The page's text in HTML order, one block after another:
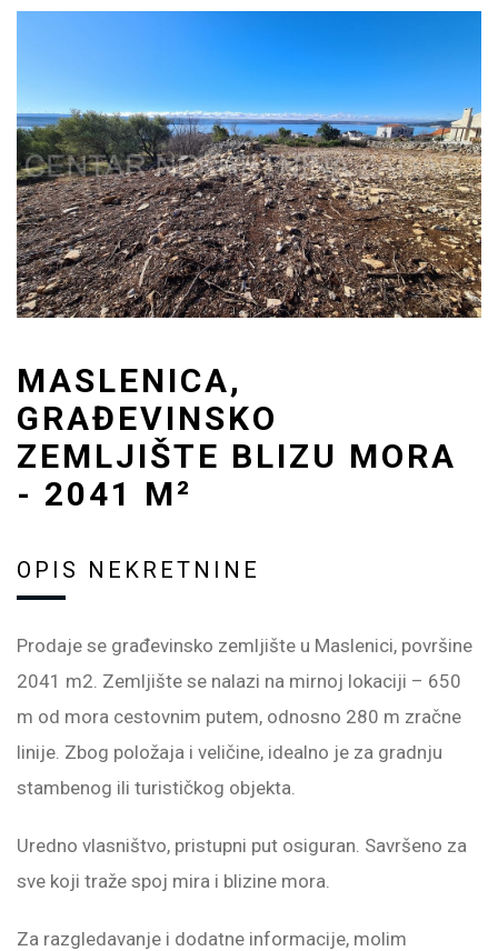
MASLENICA,
GRAĐEVINSKO
ZEMLJIŠTE BLIZU MORA
- 2041 M²
OPIS NEKRETNINE
Prodaje se građevinsko zemljište u Maslenici, površine
2041 m2. Zemljište se nalazi na mirnoj lokaciji – 650
m od mora cestovnim putem, odnosno 280 m zračne
linije. Zbog položaja i veličine, idealno je za gradnju
stambenog ili turističkog objekta.
Uredno vlasništvo, pristupni put osiguran. Savršeno za
sve koji traže spoj mira i blizine mora.
Za razgledavanje i dodatne informacije, molim